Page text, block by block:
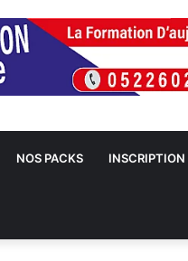
NOS PACKS INSCRIPTION